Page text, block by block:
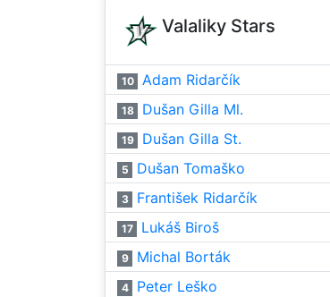
Valaliky Stars
10 Adam Ridarčík
18 Dušan Gilla Ml.
19 Dušan Gilla St.
5 Dušan Tomaško
3 František Ridarčík
17 Lukáš Biroš
9 Michal Borták
4
Peter Leško